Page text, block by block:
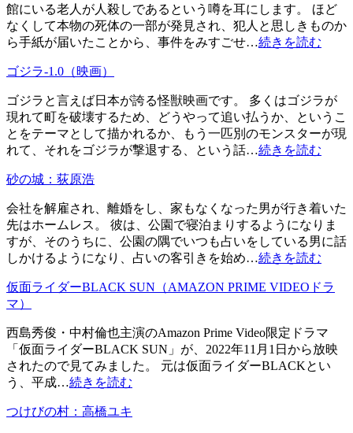
館にいる老人が人殺しであるという噂を耳にします。 ほど
なくして本物の死体の一部が発見され、犯人と思しきものか
ら手紙が届いたことから、事件をみすごせ…続きを読む
ゴジラ-1.0（映画）
ゴジラと言えば日本が誇る怪獣映画です。 多くはゴジラが
現れて町を破壊するため、どうやって追い払うか、というこ
とをテーマとして描かれるか、もう一匹別のモンスターが現
れて、それをゴジラが撃退する、という話…続きを読む
砂の城：荻原浩
会社を解雇され、離婚をし、家もなくなった男が行き着いた
先はホームレス。 彼は、公園で寝泊まりするようになりま
すが、そのうちに、公園の隅でいつも占いをしている男に話
しかけるようになり、占いの客引きを始め…続きを読む
仮面ライダーBLACK SUN（AMAZON PRIME VIDEOドラ
マ）
西島秀俊・中村倫也主演のAmazon Prime Video限定ドラマ
「仮面ライダーBLACK SUN」が、2022年11月1日から放映
されたので見てみました。 元は仮面ライダーBLACKとい
う、平成…続きを読む
つけびの村：高橋ユキ